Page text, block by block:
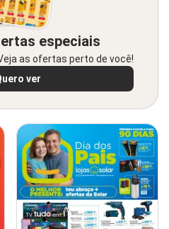
especiais
as ofertas perto de você!
ver